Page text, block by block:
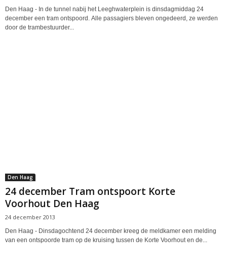
Den Haag - In de tunnel nabij het Leeghwaterplein is dinsdagmiddag 24
december een tram ontspoord. Alle passagiers bleven ongedeerd, ze werden
door de trambestuurder...
Den Haag
24 december Tram ontspoort Korte
Voorhout Den Haag
24 december 2013
Den Haag - Dinsdagochtend 24 december kreeg de meldkamer een melding
van een ontspoorde tram op de kruising tussen de Korte Voorhout en de...